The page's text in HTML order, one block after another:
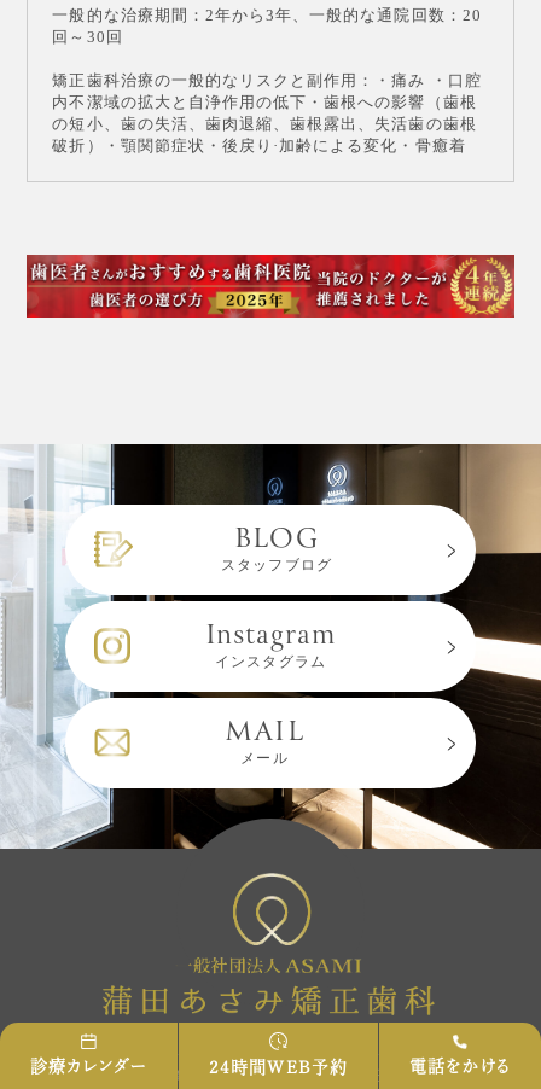
一般的な治療期間：2年から3年、一般的な通院回数：20
回～30回
矯正歯科治療の一般的なリスクと副作用：・痛み ・口腔
内不潔域の拡大と自浄作用の低下・歯根への影響（歯根
の短小、歯の失活、歯肉退縮、歯根露出、失活歯の歯根
破折）・顎関節症状・後戻り·加齢による変化・骨癒着
BLOG
スタッフブログ
Instagram
インスタグラム
MAIL
メール
蒲田駅3分の矯正歯科｜蒲田あさみ矯正歯科
診療カレンダー 24時間WEB予約 電話をかける